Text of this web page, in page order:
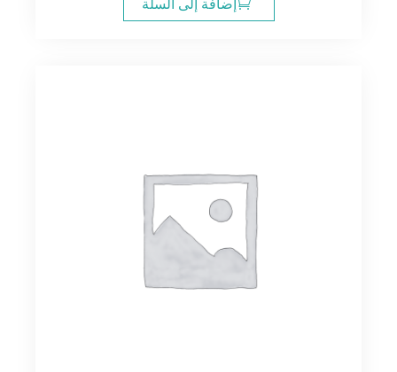
14.00$.
11.00$.
إضافة إلى السلة